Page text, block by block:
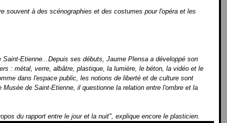
souvent à des scénographies et des costumes pour l'opéra et les
Etienne...Depuis ses débuts, Jaume Plensa a développé son
: métal, verre, albâtre, plastique, la lumière, le béton, la vidéo et le
dans l'espace public, les notions de liberté et de culture sont
de Saint-Etienne, il questionne la relation entre l'ombre et la
du rapport entre le jour et la nuit", explique encore le plasticien.